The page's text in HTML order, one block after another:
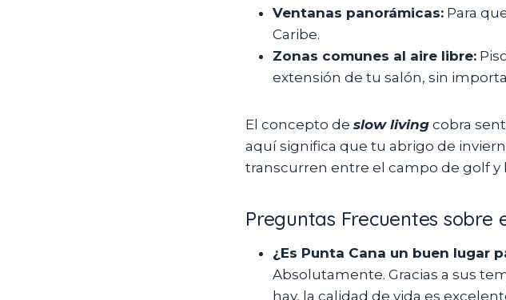
Ventanas panorámicas: Para
Caribe.
Zonas comunes al aire libre:
extensión de tu salón, sin
El concepto de slow living cobra
aquí significa que tu abrigo de
transcurren entre el campo de golf y
Preguntas Frecuentes sobre
¿Es Punta Cana un buen lugar
Absolutamente. Gracias a sus
hay, la calidad de vida es